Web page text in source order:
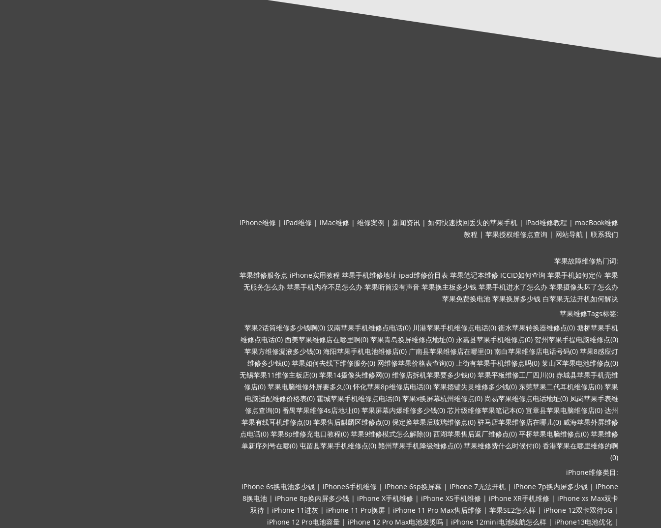
iPhone维修 | iPad维修 | iMac维修 | 维修案例 | 新闻资讯 | 如何快速找回丢失的苹果手机 | iPad维修教程 | macBook维修
教程 | 苹果授权维修点查询 | 网站导航 | 联系我们
苹果故障维修热门词:
苹果维修服务点 iPhone实用教程 苹果手机维修地址 ipad维修价目表 苹果笔记本维修 ICCID如何查询 苹果手机如何定位 苹果
无服务怎么办 苹果手机内存不足怎么办 苹果听筒没有声音 苹果换主板多少钱 苹果手机进水了怎么办 苹果摄像头坏了怎么办
苹果免费换电池 苹果换屏多少钱 白苹果无法开机如何解决
苹果维修Tags标签:
苹果2话筒维修多少钱啊(0) 汉南苹果手机维修点电话(0) 川港苹果手机维修点电话(0) 衡水苹果转换器维修点(0) 塘桥苹果手机
维修点电话(0) 西美苹果维修店在哪里啊(0) 苹果青岛换屏维修点地址(0) 永嘉县苹果手机维修点(0) 贺州苹果手提电脑维修点(0)
苹果方维修漏液多少钱(0) 海阳苹果手机电池维修店(0) 广南县苹果维修店在哪里(0) 南白苹果维修店电话号码(0) 苹果8感应灯
维修多少钱(0) 苹果如何去线下维修服务(0) 网维修苹果价格表查询(0) 上街有苹果手机维修点吗(0) 莱山区苹果电池维修点(0)
无锡苹果11维修主板店(0) 苹果14摄像头维修网(0) 维修店拆机苹果要多少钱(0) 苹果平板维修工厂四川(0) 赤城县苹果手机壳维
修店(0) 苹果电脑维修外屏要多久(0) 怀化苹果8p维修店电话(0) 苹果摁键失灵维修多少钱(0) 东莞苹果二代耳机维修店(0) 苹果
电脑适配维修价格表(0) 霍城苹果手机维修点电话(0) 苹果x换屏幕杭州维修点(0) 尚易苹果维修点电话地址(0) 凤岗苹果手表维
修点查询(0) 番禺苹果维修4s店地址(0) 苹果屏幕内爆维修多少钱(0) 芯片级维修苹果笔记本(0) 宜章县苹果电脑维修店(0) 达州
苹果有线耳机维修点(0) 苹果售后麒麟区维修点(0) 保定换苹果后玻璃维修点(0) 驻马店苹果维修店在哪儿(0) 威海苹果外屏维修
点电话(0) 苹果8p维修充电口教程(0) 苹果9维修模式怎么解除(0) 西湖苹果售后返厂维修点(0) 平桥苹果电脑维修点(0) 苹果维修
单新序列号在哪(0) 屯留县苹果手机维修点(0) 赣州苹果手机降级维修点(0) 苹果维修费什么时候付(0) 香港苹果在哪里维修的啊
(0)
iPhone维修类目:
iPhone 6s换电池多少钱 | iPhone6手机维修 | iPhone 6sp换屏幕 | iPhone 7无法开机 | iPhone 7p换内屏多少钱 | iPhone
8换电池 | iPhone 8p换内屏多少钱 | iPhone X手机维修 | iPhone XS手机维修 | iPhone XR手机维修 | iPhone xs Max双卡
双待 | iPhone 11进灰 | iPhone 11 Pro换屏 | iPhone 11 Pro Max售后维修 | 苹果SE2怎么样 | iPhone 12双卡双待5G |
iPhone 12 Pro电池容量 | iPhone 12 Pro Max电池发烫吗 | iPhone 12mini电池续航怎么样 | iPhone13电池优化 |